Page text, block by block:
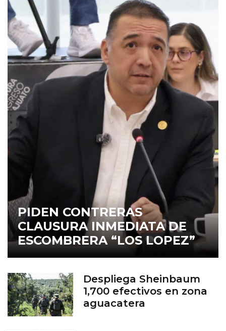
PIDEN CONTRERAS
CLAUSURA INMEDIATA DE
ESCOMBRERA “LOS LOPEZ”
Despliega Sheinbaum
1,700 efectivos en zona
aguacatera